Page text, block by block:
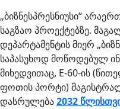
„ბიზნესპრესნიუსი“
საგზაო პროექტებზე.
დეპარტამენტის მიერ
საპასუხოდ მოწოდებულ
მიხედვითაც, E-60-ის
ფოთის პორტი)
დასრულება2032